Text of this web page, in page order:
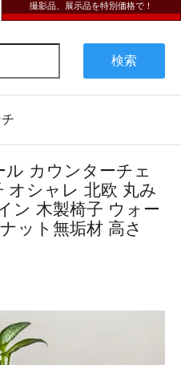
撮影品、展示品を特別価格で！
検索
カウンターチェ
オシャレ 北欧 丸み
ン 木製椅子 ウォー
ット無垢材 高さ